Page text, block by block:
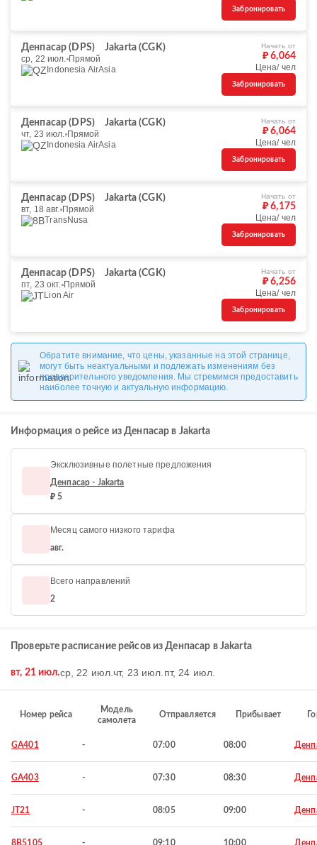
Забронировать
Денпасар (DPS)
Jakarta (CGK)
ср, 22 июл. Прямой
Indonesia AirAsia
Начать от
₽ 6,064
Цена/ чел
Забронировать
Денпасар (DPS)
Jakarta (CGK)
чт, 23 июл. Прямой
Indonesia AirAsia
Начать от
₽ 6,064
Цена/ чел
Забронировать
Денпасар (DPS)
Jakarta (CGK)
вт, 18 авг. Прямой
TransNusa
Начать от
₽ 6,175
Цена/ чел
Забронировать
Денпасар (DPS)
Jakarta (CGK)
пт, 23 окт. Прямой
Lion Air
Начать от
₽ 6,256
Цена/ чел
Забронировать
Обратите внимание, что цены, указанные на этой странице,
могут быть неактуальными и подлежать изменениям без
предварительного уведомления. Мы стремимся предоставить
наиболее точную и актуальную информацию.
Информация о рейсе из Денпасар в Jakarta
Эксклюзивные полетные предложения
Денпасар - Jakarta
₽ 5
Месяц самого низкого тарифа
авг.
Всего направлений
2
Проверьте расписание рейсов из Денпасар в Jakarta
вт, 21 июл.ср, 22 июл.чт, 23 июл. пт, 24 июл.
Номер рейса
Модель
самолета
Отправляется Прибывает
GA401 - 07:00 08:00
GA403 - 07:30 08:30
JT21 - 08:05 09:00
8B5105 - 09:10 10:00